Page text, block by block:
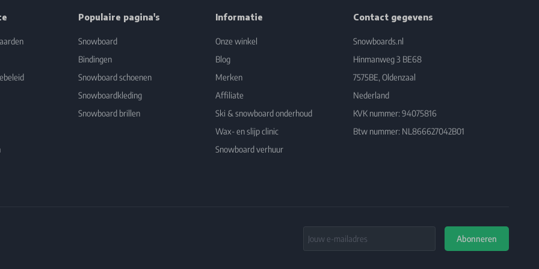
Populaire pagina's
Snowboard
Bindingen
Snowboard schoenen
Snowboardkleding
Snowboard brillen
Informatie
Onze winkel
Blog
Merken
Affiliate
Ski & snowboard onderhoud
Wax- en slijp clinic
Snowboard verhuur
Contact gegevens
Snowboards.nl
Hinmanweg 3 BE68
7575BE, Oldenzaal
Nederland
KVK nummer: 94075816
Btw nummer: NL866627042B01
Email Address Abonneren